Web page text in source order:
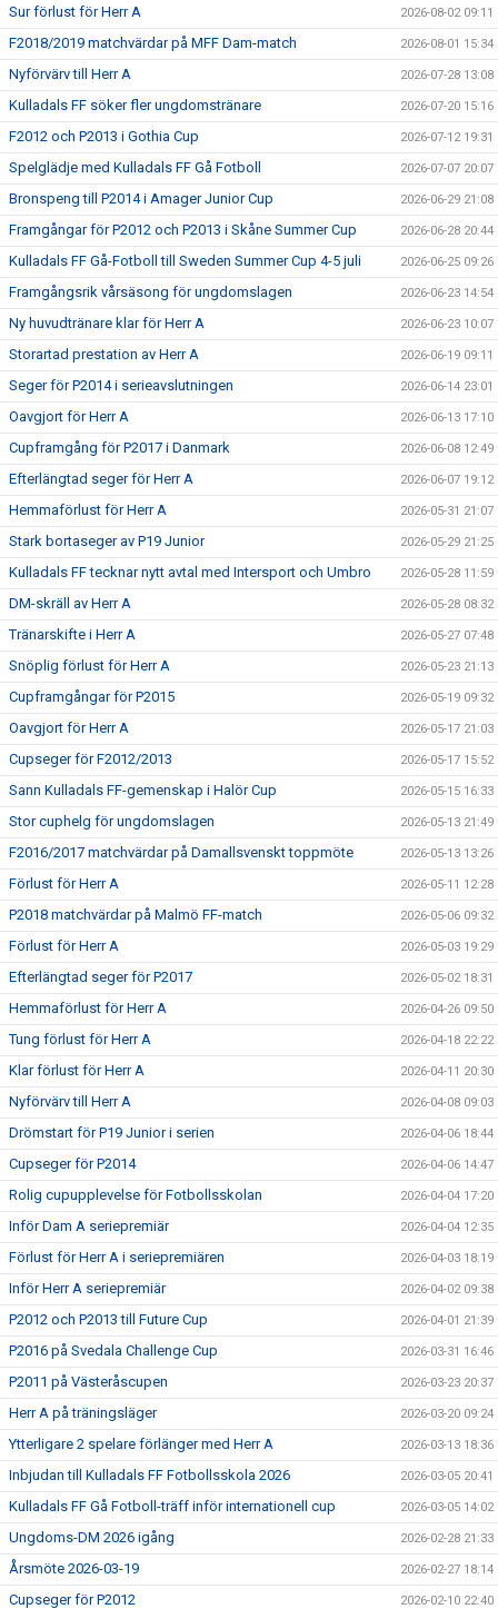
Sur förlust för Herr A 2026-08-02 09:11
F2018/2019 matchvärdar på MFF Dam-match 2026-08-01 15:34
Nyförvärv till Herr A 2026-07-28 13:08
Kulladals FF söker fler ungdomstränare 2026-07-20 15:16
F2012 och P2013 i Gothia Cup 2026-07-12 19:31
Spelglädje med Kulladals FF Gå Fotboll 2026-07-07 20:07
Bronspeng till P2014 i Amager Junior Cup 2026-06-29 21:08
Framgångar för P2012 och P2013 i Skåne Summer Cup 2026-06-28 20:44
Kulladals FF Gå-Fotboll till Sweden Summer Cup 4-5 juli 2026-06-25 09:26
Framgångsrik vårsäsong för ungdomslagen 2026-06-23 14:54
Ny huvudtränare klar för Herr A 2026-06-23 10:07
Storartad prestation av Herr A 2026-06-19 09:11
Seger för P2014 i serieavslutningen 2026-06-14 23:01
Oavgjort för Herr A 2026-06-13 17:10
Cupframgång för P2017 i Danmark 2026-06-08 12:49
Efterlängtad seger för Herr A 2026-06-07 19:12
Hemmaförlust för Herr A 2026-05-31 21:07
Stark bortaseger av P19 Junior 2026-05-29 21:25
Kulladals FF tecknar nytt avtal med Intersport och Umbro 2026-05-28 11:59
DM-skräll av Herr A 2026-05-28 08:32
Tränarskifte i Herr A 2026-05-27 07:48
Snöplig förlust för Herr A 2026-05-23 21:13
Cupframgångar för P2015 2026-05-19 09:32
Oavgjort för Herr A 2026-05-17 21:03
Cupseger för F2012/2013 2026-05-17 15:52
Sann Kulladals FF-gemenskap i Halör Cup 2026-05-15 16:33
Stor cuphelg för ungdomslagen 2026-05-13 21:49
F2016/2017 matchvärdar på Damallsvenskt toppmöte 2026-05-13 13:26
Förlust för Herr A 2026-05-11 12:28
P2018 matchvärdar på Malmö FF-match 2026-05-06 09:32
Förlust för Herr A 2026-05-03 19:29
Efterlängtad seger för P2017 2026-05-02 18:31
Hemmaförlust för Herr A 2026-04-26 09:50
Tung förlust för Herr A 2026-04-18 22:22
Klar förlust för Herr A 2026-04-11 20:30
Nyförvärv till Herr A 2026-04-08 09:03
Drömstart för P19 Junior i serien 2026-04-06 18:44
Cupseger för P2014 2026-04-06 14:47
Rolig cupupplevelse för Fotbollsskolan 2026-04-04 17:20
Inför Dam A seriepremiär 2026-04-04 12:35
Förlust för Herr A i seriepremiären 2026-04-03 18:19
Inför Herr A seriepremiär 2026-04-02 09:38
P2012 och P2013 till Future Cup 2026-04-01 21:39
P2016 på Svedala Challenge Cup 2026-03-31 16:46
P2011 på Västeråscupen 2026-03-23 20:37
Herr A på träningsläger 2026-03-20 09:24
Ytterligare 2 spelare förlänger med Herr A 2026-03-13 18:36
Inbjudan till Kulladals FF Fotbollsskola 2026 2026-03-05 20:41
Kulladals FF Gå Fotboll-träff inför internationell cup 2026-03-05 14:02
Ungdoms-DM 2026 igång 2026-02-28 21:33
Årsmöte 2026-03-19 2026-02-27 18:14
Cupseger för P2012 2026-02-10 22:40